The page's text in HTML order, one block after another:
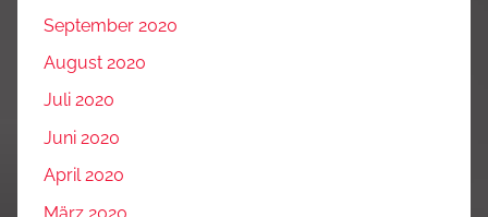
September 2020
August 2020
Juli 2020
Juni 2020
April 2020
März 2020